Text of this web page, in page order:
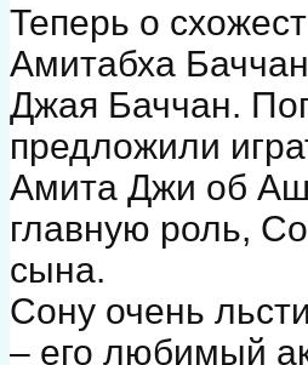
Теперь о
Амитабха
Джая Баччан.
предложили
Амита Джи об
главную роль,
сына.
Сону очень
– его любимый